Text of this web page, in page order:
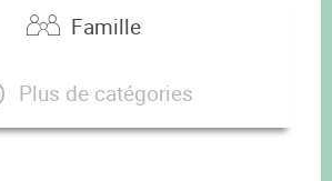
Famille
Plus de catégories